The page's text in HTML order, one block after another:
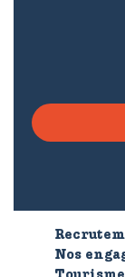
Nos